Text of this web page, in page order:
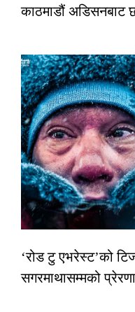
काठमाडौं अडिसनबाट
‘रोड टु एभरेस्ट’को
सगरमाथासम्मको